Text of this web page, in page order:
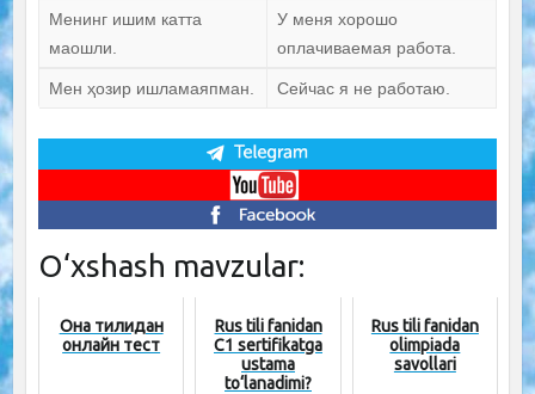
Менинг ишим катта
маошли.
У меня хорошо
оплачиваемая работа.
Мен ҳозир ишламаяпман. Сейчас я не работаю.
O‘xshash mavzular:
Она тилидан
онлайн тест
Rus tili fanidan
C1 sertifikatga
ustama
to‘lanadimi?
Rus tili fanidan
olimpiada
savollari